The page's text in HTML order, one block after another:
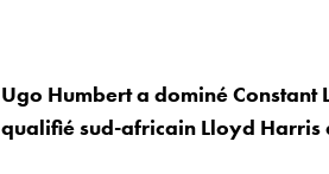
Ugo Humbert a dominé
qualifié sud-africain Lloyd Harris